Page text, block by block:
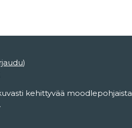
)
kehittyvää moodlepohjaista